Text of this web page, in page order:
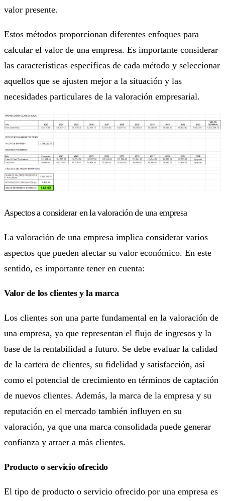
valor presente.
Estos métodos proporcionan diferentes enfoques para
calcular el valor de una empresa. Es importante considerar
las características específicas de cada método y seleccionar
aquellos que se ajusten mejor a la situación y las
necesidades particulares de la valoración empresarial.
Aspectos a considerar en la valoración de una empresa
La valoración de una empresa implica considerar varios
aspectos que pueden afectar su valor económico. En este
sentido, es importante tener en cuenta:
Valor de los clientes y la marca
Los clientes son una parte fundamental en la valoración de
una empresa, ya que representan el flujo de ingresos y la
base de la rentabilidad a futuro. Se debe evaluar la calidad
de la cartera de clientes, su fidelidad y satisfacción, así
como el potencial de crecimiento en términos de captación
de nuevos clientes. Además, la marca de la empresa y su
reputación en el mercado también influyen en su
valoración, ya que una marca consolidada puede generar
confianza y atraer a más clientes.
Producto o servicio ofrecido
El tipo de producto o servicio ofrecido por una empresa es